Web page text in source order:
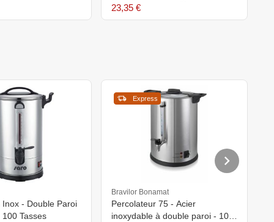
23,35 €
Inox - Double Paroi
Tasses
Express
Bravilor Bonamat
Percolateur 75 - Acier
inoxydable à double paroi - 10